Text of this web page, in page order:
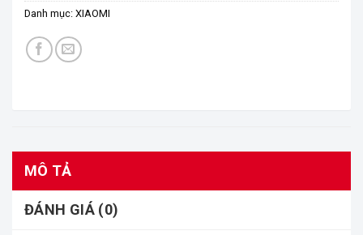
Danh mục: XIAOMI
MÔ TẢ
ĐÁNH GIÁ (0)